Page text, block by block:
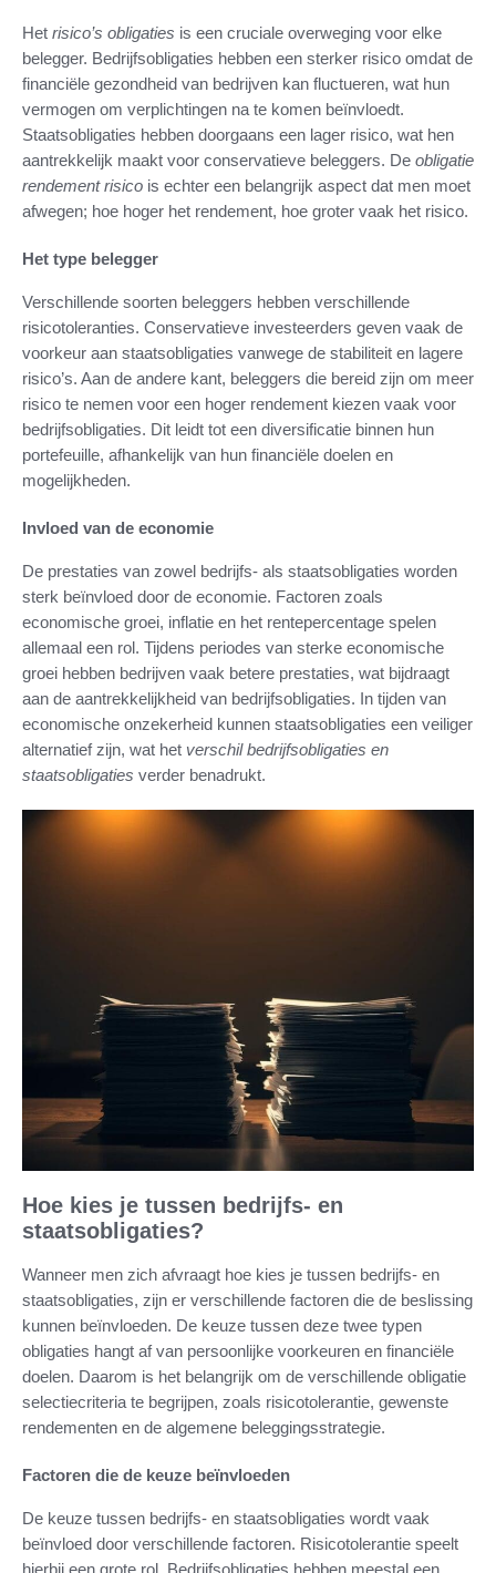
Het risico’s obligaties is een cruciale overweging voor elke
belegger. Bedrijfsobligaties hebben een sterker risico omdat de
financiële gezondheid van bedrijven kan fluctueren, wat hun
vermogen om verplichtingen na te komen beïnvloedt.
Staatsobligaties hebben doorgaans een lager risico, wat hen
aantrekkelijk maakt voor conservatieve beleggers. De obligatie
rendement risico is echter een belangrijk aspect dat men moet
afwegen; hoe hoger het rendement, hoe groter vaak het risico.
Het type belegger
Verschillende soorten beleggers hebben verschillende
risicotoleranties. Conservatieve investeerders geven vaak de
voorkeur aan staatsobligaties vanwege de stabiliteit en lagere
risico’s. Aan de andere kant, beleggers die bereid zijn om meer
risico te nemen voor een hoger rendement kiezen vaak voor
bedrijfsobligaties. Dit leidt tot een diversificatie binnen hun
portefeuille, afhankelijk van hun financiële doelen en
mogelijkheden.
Invloed van de economie
De prestaties van zowel bedrijfs- als staatsobligaties worden
sterk beïnvloed door de economie. Factoren zoals
economische groei, inflatie en het rentepercentage spelen
allemaal een rol. Tijdens periodes van sterke economische
groei hebben bedrijven vaak betere prestaties, wat bijdraagt
aan de aantrekkelijkheid van bedrijfsobligaties. In tijden van
economische onzekerheid kunnen staatsobligaties een veiliger
alternatief zijn, wat het verschil bedrijfsobligaties en
staatsobligaties verder benadrukt.
Hoe kies je tussen bedrijfs- en
staatsobligaties?
Wanneer men zich afvraagt hoe kies je tussen bedrijfs- en
staatsobligaties, zijn er verschillende factoren die de beslissing
kunnen beïnvloeden. De keuze tussen deze twee typen
obligaties hangt af van persoonlijke voorkeuren en financiële
doelen. Daarom is het belangrijk om de verschillende obligatie
selectiecriteria te begrijpen, zoals risicotolerantie, gewenste
rendementen en de algemene beleggingsstrategie.
Factoren die de keuze beïnvloeden
De keuze tussen bedrijfs- en staatsobligaties wordt vaak
beïnvloed door verschillende factoren. Risicotolerantie speelt
hierbij een grote rol. Bedrijfsobligaties hebben meestal een